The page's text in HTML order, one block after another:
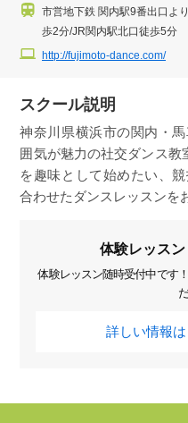
市営地下鉄 関内駅9番出口よ
歩2分/JR関内駅北口徒歩5分
http://fujimoto-dance.com/
スクール説明
神奈川県横浜市の関内・
囲気が魅力の社交ダンス
を趣味として始めたい、
合わせたダンスレッスンを
体験レッス
体験レッスン随時受付中です
詳しい情報